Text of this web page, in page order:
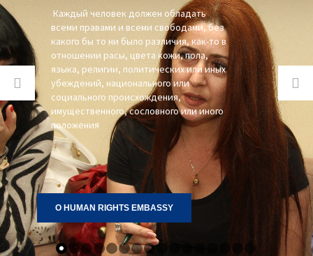
Каждый человек должен обладать
всеми правами и всеми свободами, без
какого бы то ни было различия, как-то в
отношении расы, цвета кожи, пола,
языка, религии, политических или иных
убеждений, национального или
социального происхождения,
имущественного, сословного или иного
положения
О HUMAN RIGHTS EMBASSY